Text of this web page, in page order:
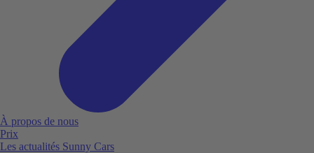
À propos de nous
Prix
Les actualités Sunny Cars